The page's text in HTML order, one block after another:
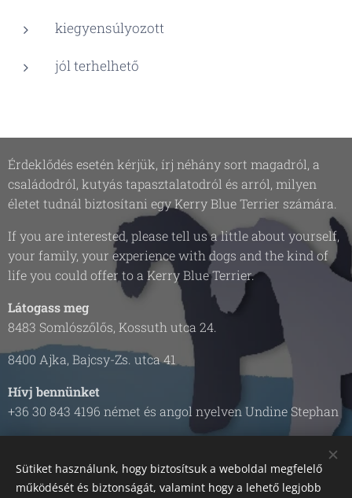
kiegyensúlyozott
jól terhelhető
Érdeklődés esetén kérjük, írj néhány sort magadról, a
családodról, kutyás tapasztalatodról és arról, milyen
életet tudnál biztosítani egy Kerry Blue Terrier számára.
If you are interested, please tell us a little about yourself,
your family, your experience with dogs and the kind of
life you could offer to a Kerry Blue Terrier.
Látogass meg
8483 Somlószőlős, Kossuth utca 24.
8400 Ajka, Bajcsy-Zs. utca 41
Hívj bennünket
+36 30 843 4196 német és angol nyelven Undine Stephan
Facebook oldalunk
Sütiket használunk, hogy biztosítsuk a weboldal megfelelő
működését és biztonságát, valamint hogy a lehető legjobb